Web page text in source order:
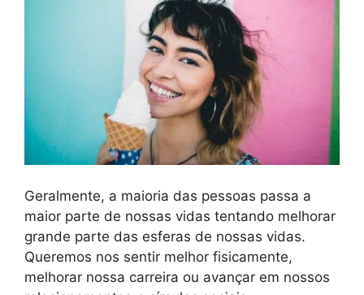
Geralmente, a maioria das pessoas passa a
maior parte de nossas vidas tentando melhorar
grande parte das esferas de nossas vidas.
Queremos nos sentir melhor fisicamente,
melhorar nossa carreira ou avançar em nossos